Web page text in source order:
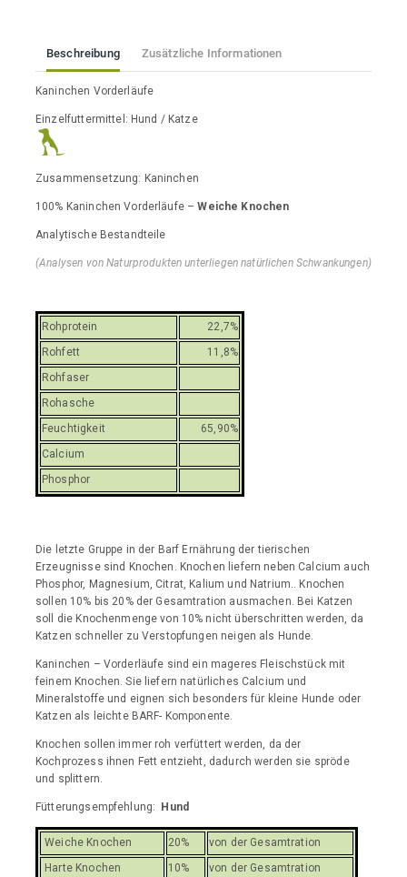
Beschreibung Zusätzliche Informationen
Kaninchen Vorderläufe
Einzelfuttermittel: Hund / Katze
Zusammensetzung: Kaninchen
100% Kaninchen Vorderläufe –Weiche Knochen
Analytische Bestandteile
(Analysen von Naturprodukten unterliegen natürlichen Schwankungen)
Rohprotein
22,7%
Rohfett
11,8%
Rohfaser
Rohasche
Feuchtigkeit
65,90%
Calcium
Phosphor
Die letzte Gruppe in der Barf Ernährung der tierischen
Erzeugnisse sind Knochen. Knochen liefern neben Calcium auch
Phosphor, Magnesium, Citrat, Kalium und Natrium.. Knochen
sollen 10% bis 20% der Gesamtration ausmachen. Bei Katzen
soll die Knochenmenge von 10% nicht überschritten werden, da
Katzen schneller zu Verstopfungen neigen als Hunde.
Kaninchen – Vorderläufe sind ein mageres Fleischstück mit
feinem Knochen. Sie liefern natürliches Calcium und
Mineralstoffe und eignen sich besonders für kleine Hunde oder
Katzen als leichte BARF- Komponente.
Knochen sollen immer roh verfüttert werden, da der
Kochprozess ihnen Fett entzieht, dadurch werden sie spröde
und splittern.
Fütterungsempfehlung: Hund
Weiche Knochen 20%
von der Gesamtration
Harte Knochen
10% von der Gesamtration